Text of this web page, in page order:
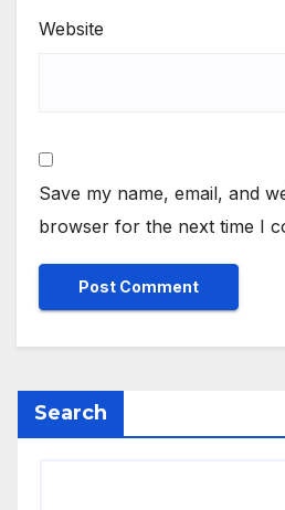
Website
Save my name, email, and
browser for the next time I
Search